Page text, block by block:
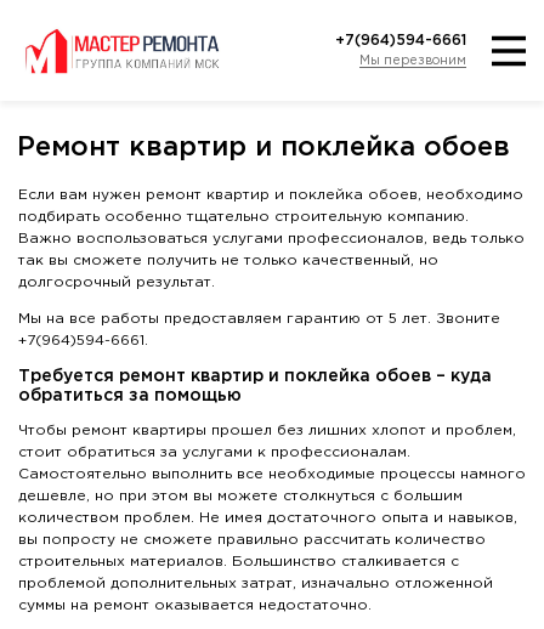
+7(964)594-6661
Мы перезвоним
Ремонт квартир и поклейка обоев
Если вам нужен ремонт квартир и поклейка обоев, необходимо
подбирать особенно тщательно строительную компанию.
Важно воспользоваться услугами профессионалов, ведь только
так вы сможете получить не только качественный, но
долгосрочный результат.
Мы на все работы предоставляем гарантию от 5 лет. Звоните
+7(964)594-6661.
Требуется ремонт квартир и поклейка обоев – куда
обратиться за помощью
Чтобы ремонт квартиры прошел без лишних хлопот и проблем,
стоит обратиться за услугами к профессионалам.
Самостоятельно выполнить все необходимые процессы намного
дешевле, но при этом вы можете столкнуться с большим
количеством проблем. Не имея достаточного опыта и навыков,
вы попросту не сможете правильно рассчитать количество
строительных материалов. Большинство сталкивается с
проблемой дополнительных затрат, изначально отложенной
суммы на ремонт оказывается недостаточно.